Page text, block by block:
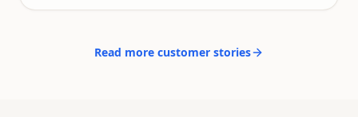
most importantly—veterinary medicine feels fun
vet who's tired of drowning in paperwork.
Read more customer stories